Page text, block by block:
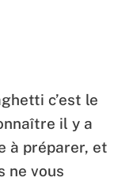
c’est le
il y a
à préparer, et
ne vous